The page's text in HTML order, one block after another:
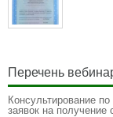
Перечень
Консультирование
заявок на получение